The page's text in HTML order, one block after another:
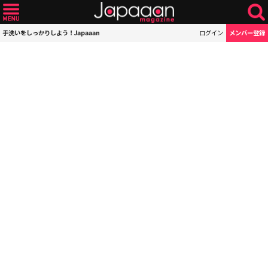
手洗いをしっかりしよう！Japaaan ログイン メンバー登録